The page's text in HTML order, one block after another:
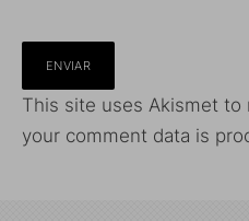
This site uses Akismet to
your comment data is